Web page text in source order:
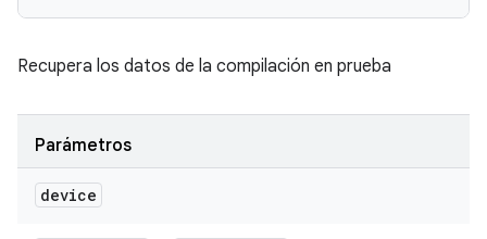
Recupera los datos de la compilación en prueba
Parámetros
device